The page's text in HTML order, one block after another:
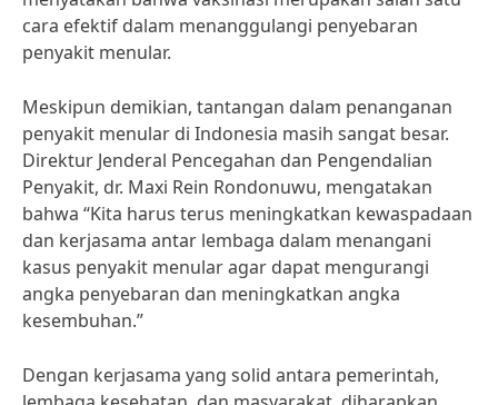
cara efektif dalam menanggulangi penyebaran
penyakit menular.
Meskipun demikian, tantangan dalam penanganan
penyakit menular di Indonesia masih sangat besar.
Direktur Jenderal Pencegahan dan Pengendalian
Penyakit, dr. Maxi Rein Rondonuwu, mengatakan
bahwa “Kita harus terus meningkatkan kewaspadaan
dan kerjasama antar lembaga dalam menangani
kasus penyakit menular agar dapat mengurangi
angka penyebaran dan meningkatkan angka
kesembuhan.”
Dengan kerjasama yang solid antara pemerintah,